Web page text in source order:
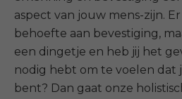
aspect van jouw mens-zijn.
behoefte aan bevestiging,
een dingetje en heb jij het
nodig hebt om te voelen dat
bent? Dan gaat onze